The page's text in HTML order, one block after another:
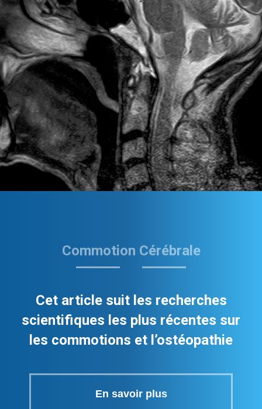
Commotion Cérébrale
Cet article suit les recherches
scientifiques les plus récentes sur
les commotions et l’ostéopathie
En savoir plus